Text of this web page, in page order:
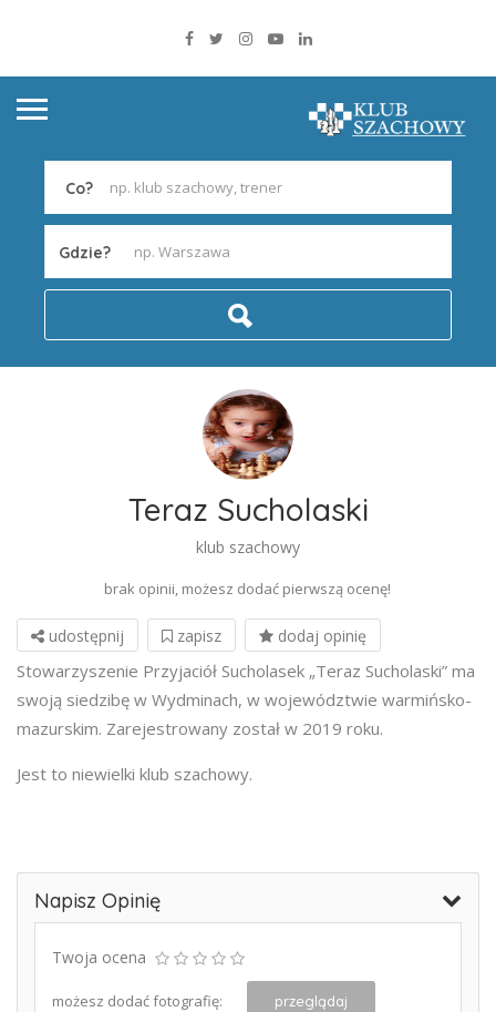
Co?
Gdzie?
Teraz Sucholaski
klub szachowy
brak opinii, możesz dodać pierwszą ocenę!
udostępnij zapisz dodaj opinię
Stowarzyszenie Przyjaciół Sucholasek „Teraz Sucholaski” ma
swoją siedzibę w Wydminach, w województwie warmińsko-
mazurskim. Zarejestrowany został w 2019 roku.
Jest to niewielki klub szachowy.
Napisz Opinię
Twoja ocena
możesz dodać fotografię: przeglądaj